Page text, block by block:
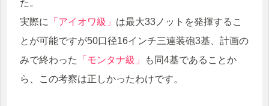
た。
実際に
「アイオワ級」 は最大33ノットを発揮するこ
とが可能ですが50口径16インチ三連装砲3基、計画の
みで終わった
「モンタナ級」
も同4基であることか
ら、この考察は正しかったわけです。